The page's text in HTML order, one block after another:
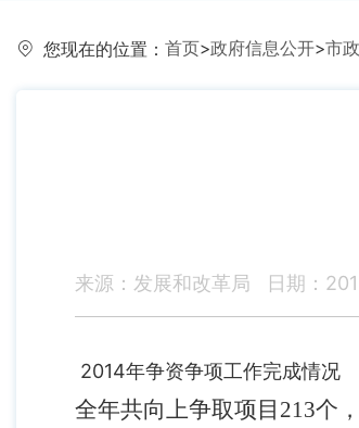
您现在的位置： 首页>政府信息公开>市
来源：发展和改革局 日期：
2014年争资争项工作完成情况
全年共向上争取项目 213个